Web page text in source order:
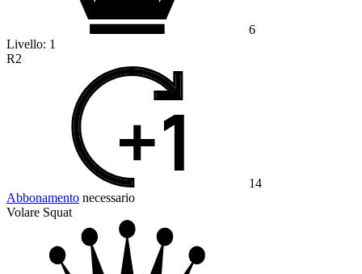
6
Livello: 1
R2
14
Abbonamento necessario
Volare Squat